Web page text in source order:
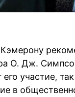
О. Дж.
участие,
в